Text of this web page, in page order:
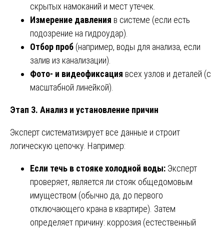
скрытых намоканий и мест утечек.
Измерение давления в системе (если есть
подозрение на гидроудар).
Отбор проб (например, воды для анализа, если
залив из канализации).
Фото- и видеофиксация всех узлов и деталей (с
масштабной линейкой).
Этап 3. Анализ и установление причин
Эксперт систематизирует все данные и строит
логическую цепочку. Например:
Если течь в стояке холодной воды: Эксперт
проверяет, является ли стояк общедомовым
имуществом (обычно да, до первого
отключающего крана в квартире). Затем
определяет причину: коррозия (естественный